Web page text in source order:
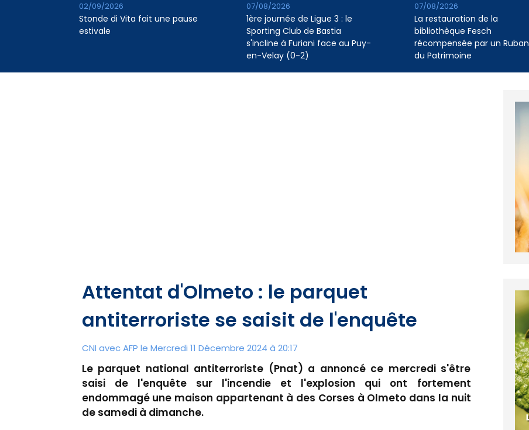
Stonde di Vita fait une pause
estivale
02/09/2026
1ère journée de Ligue 3 : le
Sporting Club de Bastia
s'incline à Furiani face au Puy-
en-Velay (0-2)
07/08/2026
La restauration de la
bibliothèque Fesch
récompensée par un Ruban
du Patrimoine
07/08/2026
Attentat d'Olmeto : le parquet
antiterroriste se saisit de l'enquête
CNI avec AFP le Mercredi 11 Décembre 2024 à 20:17
Le parquet national antiterroriste (Pnat) a annoncé ce mercredi s'être
saisi de l'enquête sur l'incendie et l'explosion qui ont fortement
endommagé une maison appartenant à des Corses à Olmeto dans la nuit
de samedi à dimanche.